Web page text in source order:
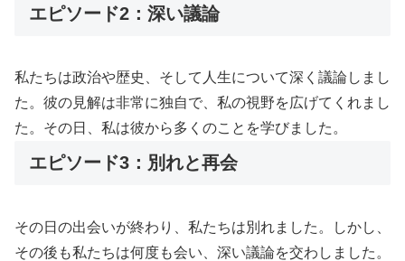
エピソード2：深い議論
私たちは政治や歴史、そして人生について深く議論しまし
た。彼の見解は非常に独自で、私の視野を広げてくれまし
た。その日、私は彼から多くのことを学びました。
エピソード3：別れと再会
その日の出会いが終わり、私たちは別れました。しかし、
その後も私たちは何度も会い、深い議論を交わしました。